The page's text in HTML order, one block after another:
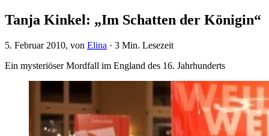
Tanja Kinkel: „Im Schatten der Königin“
5. Februar 2010, von Elina · 3 Min. Lesezeit
Ein mysteriöser Mordfall im England des 16. Jahrhunderts